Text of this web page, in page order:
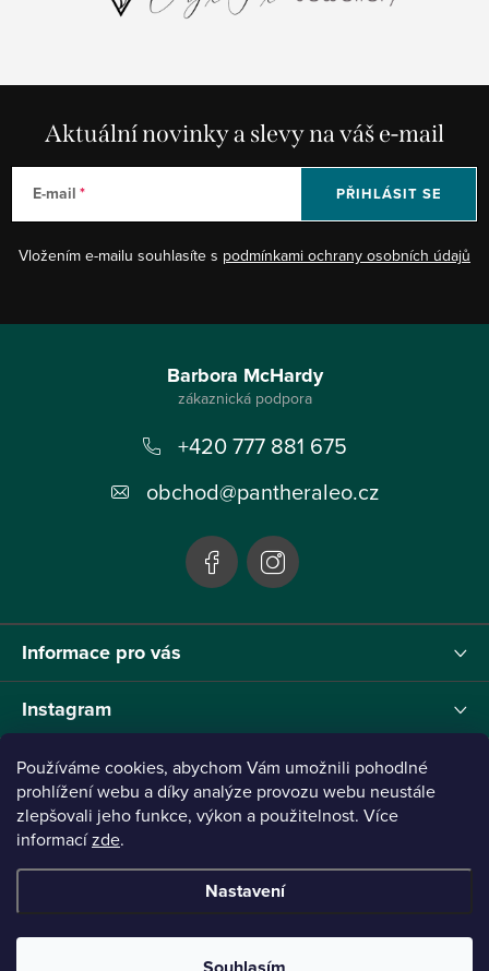
Používáme cookies, abychom Vám umožnili pohodlné
prohlížení webu a díky analýze provozu webu neustále
zlepšovali jeho funkce, výkon a použitelnost. Více
informacízde.
Nastavení
Aktuální novinky a slevy na váš e-mail
E-mail
Vložením e-mailu souhlasíte s podmínkami ochrany osobních údajů
PŘIHLÁSIT SE
Informace pro vás
Instagram
Barbora McHardy
+420 777 881 675
obchod@pantheraleo.cz
Tento projekt byl realizován pod reg.č. 0380001205 s názvem Panthera Leo
zaměřený na inovaci webu a marketingových nástrojů financovaný Evropskou Unií -
Připraveno ve spolupráci s Broken